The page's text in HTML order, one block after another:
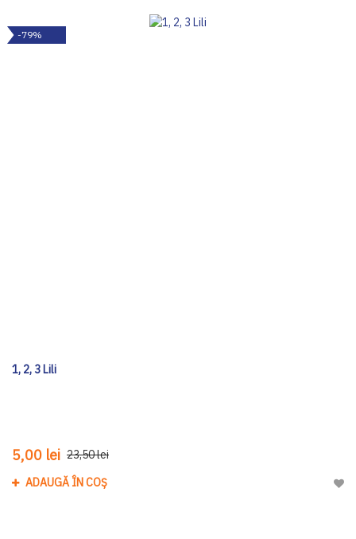
-79%
1, 2, 3 Lili
5,00 lei 23,50 lei
ADAUGĂ ÎN COȘ